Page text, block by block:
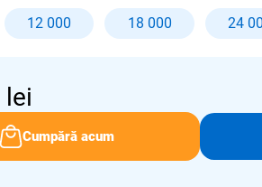
12 000 18 000 24
lei
Cumpără acum